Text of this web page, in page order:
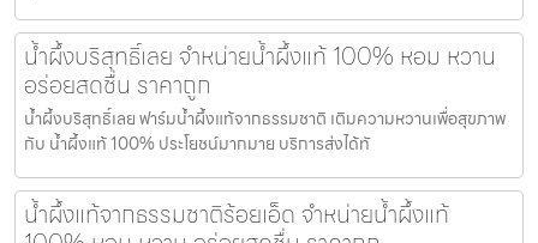
น้ำผึ้งบริสุทธิ์เลย จำหน่ายน้ำผึ้งแท้ 100% หอม หวาน
อร่อยสดชื่น ราคาถูก
น้ำผึ้งบริสุทธิ์เลย ฟาร์มน้ำผึ้งแท้จากธรรมชาติ เติมความหวานเพื่อสุขภาพ
กับ น้ำผึ้งแท้ 100% ประโยชน์มากมาย บริการส่งได้ทั
น้ำผึ้งแท้จากธรรมชาติร้อยเอ็ด จำหน่ายน้ำผึ้งแท้